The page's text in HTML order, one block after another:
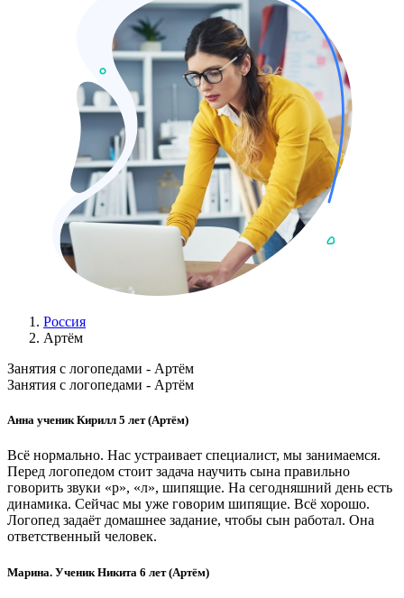
Россия
Артём
Занятия с логопедами - Артём
Занятия с логопедами - Артём
Анна ученик Кирилл 5 лет (Артём)
Всё нормально. Нас устраивает специалист, мы занимаемся.
Перед логопедом стоит задача научить сына правильно
говорить звуки «р», «л», шипящие. На сегодняшний день есть
динамика. Сейчас мы уже говорим шипящие. Всё хорошо.
Логопед задаёт домашнее задание, чтобы сын работал. Она
ответственный человек.
Марина. Ученик Никита 6 лет (Артём)